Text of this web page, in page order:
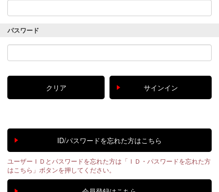
パスワード
ユーザーＩＤとパスワードを忘れた方は「ＩＤ・パスワードを忘れた方
はこちら」ボタンを押してください。